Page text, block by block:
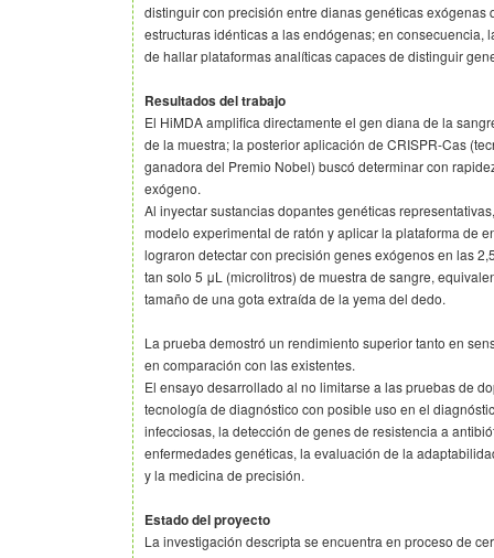
distinguir con precisión entre dianas genéticas exógenas
estructuras idénticas a las endógenas; en consecuencia,
de hallar plataformas analíticas capaces de distinguir
Resultados del trabajo
El HiMDA amplifica directamente el gen diana de la
de la muestra; la posterior aplicación de CRISPR-Cas
ganadora del Premio Nobel) buscó determinar con
exógeno.
Al inyectar sustancias dopantes genéticas
modelo experimental de ratón y aplicar la plataforma de
lograron detectar con precisión genes exógenos en las
tan solo 5 μL (microlitros) de muestra de sangre,
tamaño de una gota extraída de la yema del dedo.
La prueba demostró un rendimiento superior tanto en
en comparación con las existentes.
El ensayo desarrollado al no limitarse a las pruebas de
tecnología de diagnóstico con posible uso en el
infecciosas, la detección de genes de resistencia a
enfermedades genéticas, la evaluación de la
y la medicina de precisión.
Estado del proyecto
La investigación descripta se encuentra en proceso de